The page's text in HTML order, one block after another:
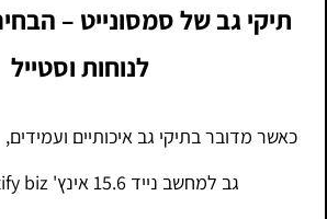
תיקי גב של סמסונייט –
לנוחות וסטייל
כאשר מדובר בתיקי גב איכותיים ועמידים,
גב למחשב נייד 15.6 אינץ' Coatify biz שחור